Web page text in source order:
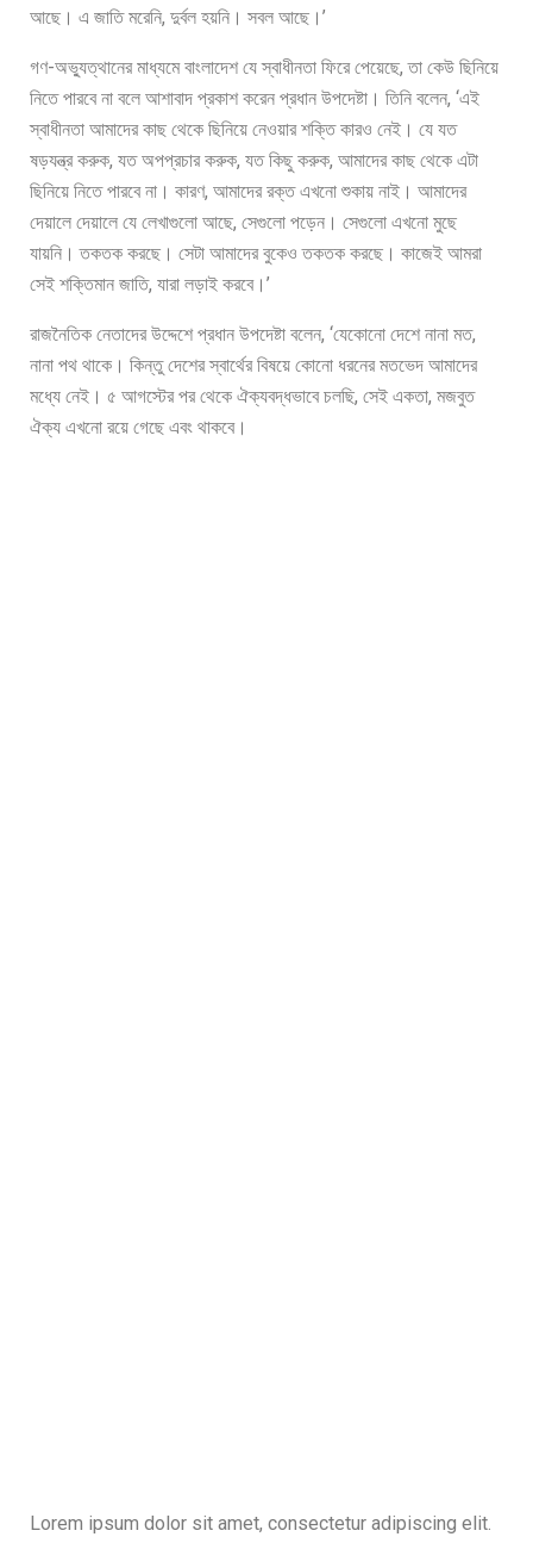
আছে। এ জাতি মরেনি, দুর্বল হয়নি। সবল আছে।’
গণ-অভ্যুত্থানের মাধ্যমে বাংলাদেশ যে স্বাধীনতা ফিরে পেয়েছে, তা কেউ ছিনিয়ে
নিতে পারবে না বলে আশাবাদ প্রকাশ করেন প্রধান উপদেষ্টা। তিনি বলেন, ‘এই
স্বাধীনতা আমাদের কাছ থেকে ছিনিয়ে নেওয়ার শক্তি কারও নেই। যে যত
ষড়যন্ত্র করুক, যত অপপ্রচার করুক, যত কিছু করুক, আমাদের কাছ থেকে এটা
ছিনিয়ে নিতে পারবে না। কারণ, আমাদের রক্ত এখনো শুকায় নাই। আমাদের
দেয়ালে দেয়ালে যে লেখাগুলো আছে, সেগুলো পড়েন। সেগুলো এখনো মুছে
যায়নি। তকতক করছে। সেটা আমাদের বুকেও তকতক করছে। কাজেই আমরা
সেই শক্তিমান জাতি, যারা লড়াই করবে।’
রাজনৈতিক নেতাদের উদ্দেশে প্রধান উপদেষ্টা বলেন, ‘যেকোনো দেশে নানা মত,
নানা পথ থাকে। কিন্তু দেশের স্বার্থের বিষয়ে কোনো ধরনের মতভেদ আমাদের
মধ্যে নেই। ৫ আগস্টের পর থেকে ঐক্যবদ্ধভাবে চলছি, সেই একতা, মজবুত
ঐক্য এখনো রয়ে গেছে এবং থাকবে।
Lorem ipsum dolor sit amet, consectetur adipiscing elit.